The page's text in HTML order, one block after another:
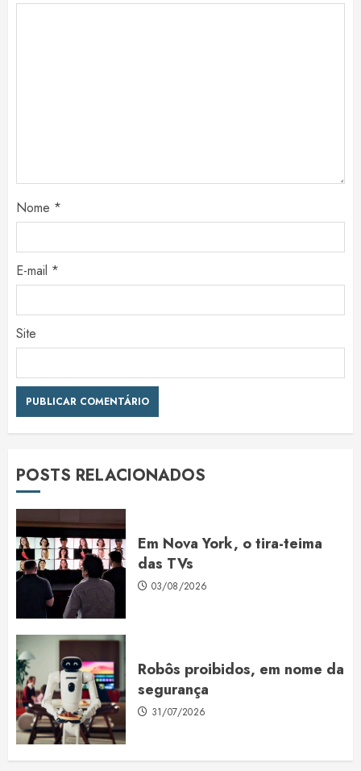
Nome *
E-mail *
Site
POSTS RELACIONADOS
Em Nova York, o tira-teima
das TVs
03/08/2026
Robôs proibidos, em nome da
segurança
31/07/2026